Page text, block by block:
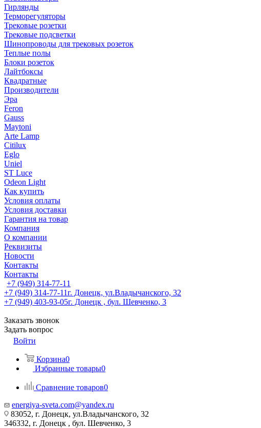
Гирлянды
Терморегуляторы
Трековые розетки
Трековые подсветки
Шинопроводы для трековых розеток
Теплые полы
Блоки розеток
Лайтбоксы
Квадратные
Производители
Эра
Feron
Gauss
Maytoni
Arte Lamp
Citilux
Eglo
Uniel
ST Luce
Odeon Light
Как купить
Условия оплаты
Условия доставки
Гарантия на товар
Компания
О компании
Реквизиты
Новости
Контакты
Контакты
+7 (949) 314-77-11
+7 (949) 314-77-11г. Донецк, ул.Владычанского, 32
+7 (949) 403-93-05г. Донецк , бул. Шевченко, 3
Заказать звонок
Задать вопрос
Войти
Корзина0
Избранные товары0
Сравнение товаров0
energiya-sveta.com@yandex.ru
83052, г. Донецк, ул.Владычанского, 32
346332, г. Донецк , бул. Шевченко, 3